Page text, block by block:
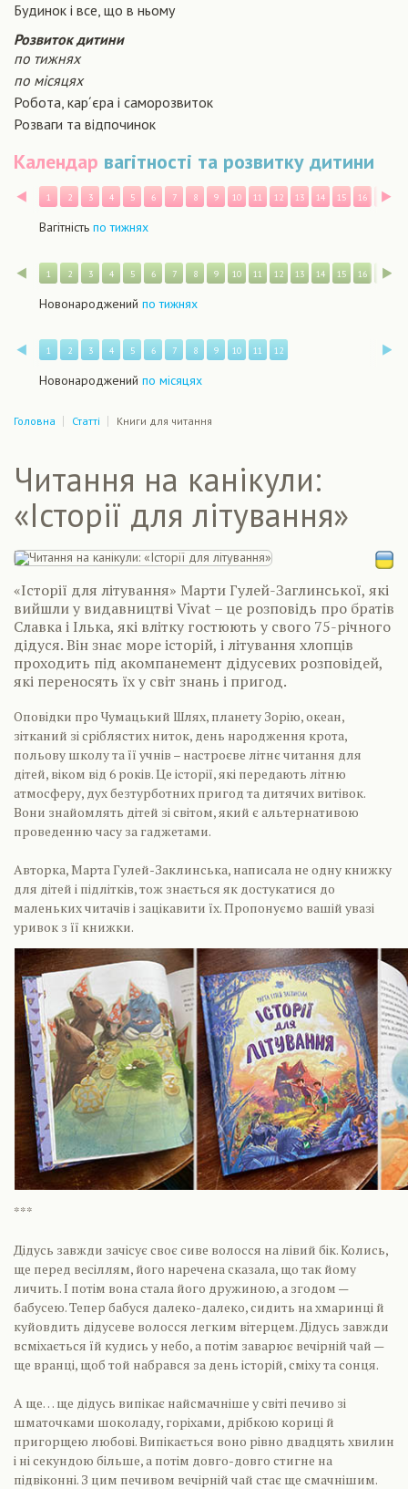
Будинок і все, що в ньому
Розвиток дитини
по тижнях
по місяцях
Робота, кар´єра і саморозвиток
Розваги та відпочинок
Календар вагітності та розвитку дитини
Назад
1 2 3 4 5 6 7 8 9 10 11 12 13 14 15 16 17
Вагітність по тижнях
Назад
1 2 3 4 5 6 7 8 9 10 11 12 13 14 15 16 17
Новонароджений по тижнях
Назад
1 2 3 4 5 6 7 8 9 10 11 12
Новонароджений по місяцях
Головна Статті Книги для читання
Читання на канікули:
«Історії для літування»
«Історії для літування» Марти Гулей-Заглинської, які
вийшли у видавництві Vivat – це розповідь про братів
Славка і Ілька, які влітку гостюють у свого 75-річного
дідуся. Він знає море історій, і літування хлопців
проходить під акомпанемент дідусевих розповідей,
які переносять їх у світ знань і пригод.
Оповідки про Чумацький Шлях, планету Зорію, океан,
зітканий зі сріблястих ниток, день народження крота,
польову школу та її учнів – настроєве літнє читання для
дітей, віком від 6 років. Це історії, які передають літню
атмосферу, дух безтурботних пригод та дитячих витівок.
Вони знайомлять дітей зі світом, який є альтернативою
проведенню часу за гаджетами.
Авторка, Марта Гулей-Заклинська, написала не одну книжку
для дітей і підлітків, тож знається як достукатися до
маленьких читачів і зацікавити їх. Пропонуємо вашій увазі
уривок з її книжки.
***
Дідусь завжди зачісує своє сиве волосся на лівий бік. Колись,
ще перед весіллям, його наречена сказала, що так йому
личить. І потім вона стала його дружиною, а згодом —
бабусею. Тепер бабуся далеко-далеко, сидить на хмаринці й
куйовдить дідусеве волосся легким вітерцем. Дідусь завжди
всміхається їй кудись у небо, а потім заварює вечірній чай —
ще вранці, щоб той набрався за день історій, сміху та сонця.
А ще… ще дідусь випікає найсмачніше у світі печиво зі
шматочками шоколаду, горіхами, дрібкою кориці й
пригорщею любові. Випікається воно рівно двадцять хвилин
і ні секундою більше, а потім довго-довго стигне на
підвіконні. З цим печивом вечірній чай стає ще смачнішим.